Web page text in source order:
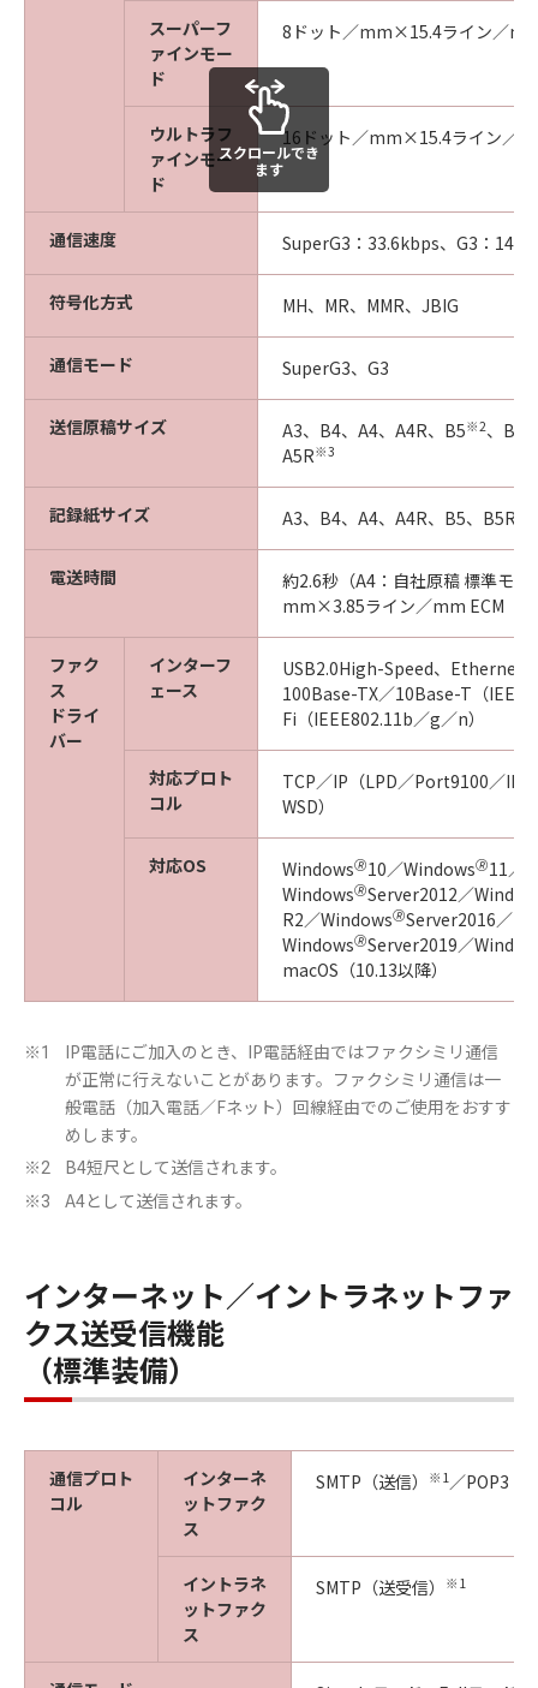
スーパーフ
ァインモー
ド
8ドット／mm×15.4ライン／
ウルトラフ
ァインモー
ド
16ドット／mm×15.4ライン／
通信速度 SuperG3：33.6kbps、G3：
符号化方式 MH、MR、MMR、JBIG
通信モード SuperG3、G3
送信原稿サイズ A3、B4、A4、A4R、B5※2、B5R
A5R※3
記録紙サイズ A3、B4、A4、A4R、B5、B5R、
電送時間
約2.6秒（A4：自社原稿 標準モ
mm×3.85ライン／mm ECM（
ファク
ス
ドライ
バー
インターフ
ェース
USB2.0High-Speed、Ethernet
100Base-TX／10Base-T（
Fi（IEEE802.11b／g／n）
対応プロト
コル
TCP／IP（LPD／Port9100／IPP
WSD）
対応OS Windows🄬10／Windows🄬11／
Windows🄬Server2012／
R2／Windows🄬Server2016／
Windows🄬Server2019／
macOS（10.13以降）
スクロールでき
ます
※1
IP電話にご加入のとき、IP電話経由ではファクシミリ通信
が正常に行えないことがあります。ファクシミリ通信は一
般電話（加入電話／Fネット）回線経由でのご使用をおすす
めします。
※2 B4短尺として送信されます。
※3 A4として送信されます。
インターネット／イントラネットファ
クス送受信機能
（標準装備）
通信プロト
コル
インターネ
ットファク
ス
SMTP（送信） ※1 ／POP3（
イントラネ
ットファク
ス
SMTP（送受信） ※1